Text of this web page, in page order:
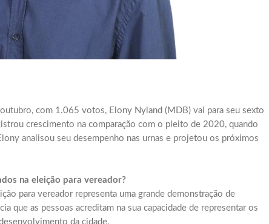
com 1.065 votos, Elony Nyland (MDB) vai para seu sexto
crescimento na comparação com o pleito de 2020, quando
analisou seu desempenho nas urnas e projetou os próximos
na eleição para vereador?
para vereador representa uma grande demonstração de
que as pessoas acreditam na sua capacidade de representar os
da cidade.